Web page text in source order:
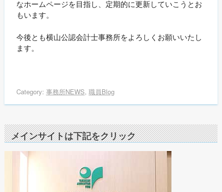
なホームページを目指し、定期的に更新していこうとお
もいます。
今後とも横山公認会計士事務所をよろしくお願いいたし
ます。
Category: 事務所NEWS, 職員Blog
メインサイトは下記をクリック